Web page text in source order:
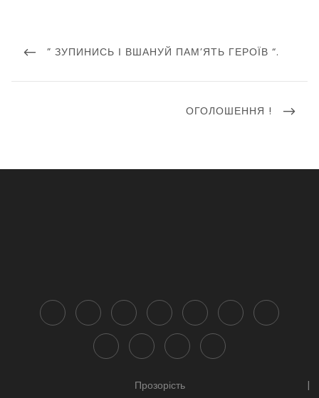
записівPREVIOUS
” ЗУПИНИСЬ І ВШАНУЙ ПАМ’ЯТЬ ГЕРОЇВ “.
NEXT
ОГОЛОШЕННЯ !
Прозорість